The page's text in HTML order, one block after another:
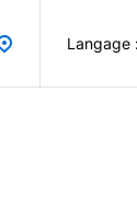
Langage